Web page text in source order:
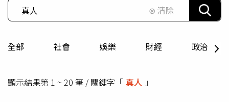
⊗ 清除
全部 社會 娛樂 財經 政治
顯示結果第 1 ~ 20 筆 / 關鍵字「 真人 」